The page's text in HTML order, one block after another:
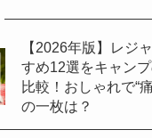
【2026年版】レジ
すめ12選をキャン
比較！おしゃれで“
の一枚は？